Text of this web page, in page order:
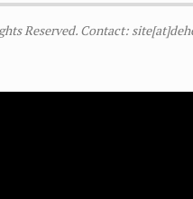
Reserved. Contact: